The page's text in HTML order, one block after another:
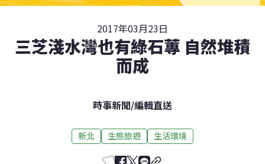
2017年03月23日
三芝淺水灣也有綠石蓴 自然堆積
而成
時事新聞/編輯直送
新北 生態旅遊 生活環境